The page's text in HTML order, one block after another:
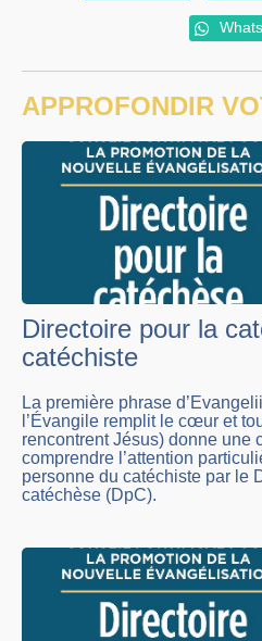
APPROFONDIR
Directoire pour la
catéchiste
La première phrase
l’Évangile remplit le cœur et
rencontrent Jésus) donne une
comprendre l’attention
personne du catéchiste par le
catéchèse (DpC).